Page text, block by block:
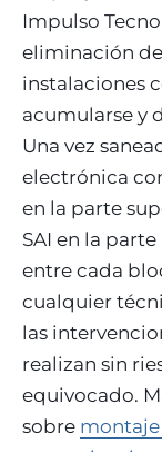
Impulso
eliminación
instalaciones
acumularse y
Una vez
electrónica
en la parte
SAI en la
entre cada
cualquier
las
realizan sin
equivocado.
sobre montaje